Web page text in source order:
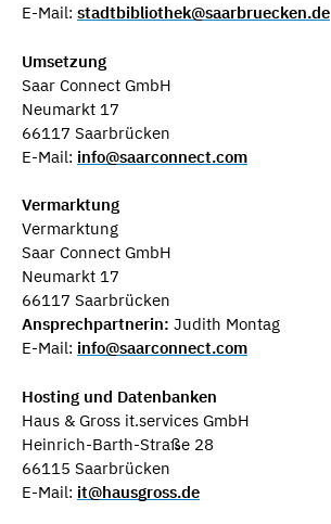
E-Mail: stadtbibliothek@saarbruecken.de
Umsetzung
Saar Connect GmbH
Neumarkt 17
66117 Saarbrücken
E-Mail: info@saarconnect.com
Vermarktung
Vermarktung
Saar Connect GmbH
Neumarkt 17
66117 Saarbrücken
Ansprechpartnerin: Judith Montag
​E-Mail: info@saarconnect.com
Hosting und Datenbanken
Haus & Gross it.services GmbH
Heinrich-Barth-Straße 28
66115 Saarbrücken
E-Mail: it@hausgross.de